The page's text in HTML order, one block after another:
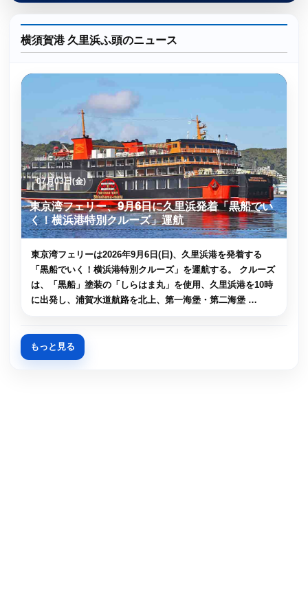
横須賀港 久里浜ふ頭のニュース
07月03日(金)
東京湾フェリー、9月6日に久里浜発着「黒船でい
く！横浜港特別クルーズ」運航
東京湾フェリーは2026年9月6日(日)、久里浜港を発着する
「黒船でいく！横浜港特別クルーズ」を運航する。 クルーズ
は、「黒船」塗装の「しらはま丸」を使用、久里浜港を10時
に出発し、浦賀水道航路を北上、第一海堡・第二海堡 …
もっと見る